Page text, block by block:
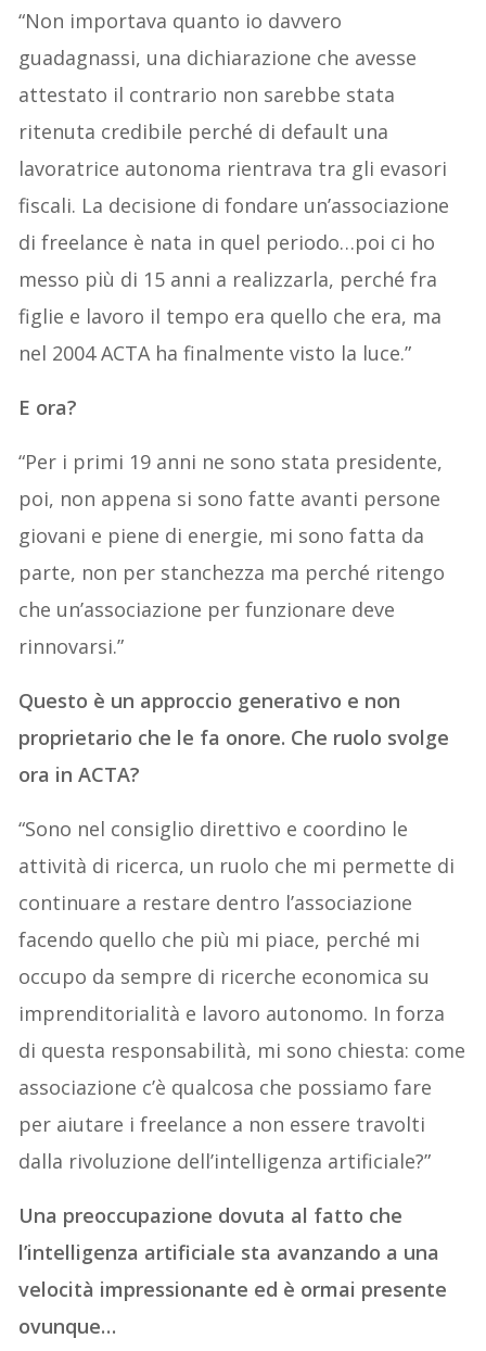
“Non importava quanto io davvero
guadagnassi, una dichiarazione che avesse
attestato il contrario non sarebbe stata
ritenuta credibile perché di default una
lavoratrice autonoma rientrava tra gli evasori
fiscali. La decisione di fondare un’associazione
di freelance è nata in quel periodo…poi ci ho
messo più di 15 anni a realizzarla, perché fra
figlie e lavoro il tempo era quello che era, ma
nel 2004 ACTA ha finalmente visto la luce.”
E ora?
“Per i primi 19 anni ne sono stata presidente,
poi, non appena si sono fatte avanti persone
giovani e piene di energie, mi sono fatta da
parte, non per stanchezza ma perché ritengo
che un’associazione per funzionare deve
rinnovarsi.”
Questo è un approccio generativo e non
proprietario che le fa onore. Che ruolo svolge
ora in ACTA?
“Sono nel consiglio direttivo e coordino le
attività di ricerca, un ruolo che mi permette di
continuare a restare dentro l’associazione
facendo quello che più mi piace, perché mi
occupo da sempre di ricerche economica su
imprenditorialità e lavoro autonomo. In forza
di questa responsabilità, mi sono chiesta: come
associazione c’è qualcosa che possiamo fare
per aiutare i freelance a non essere travolti
dalla rivoluzione dell’intelligenza artificiale?”
Una preoccupazione dovuta al fatto che
l’intelligenza artificiale sta avanzando a una
velocità impressionante ed è ormai presente
ovunque…